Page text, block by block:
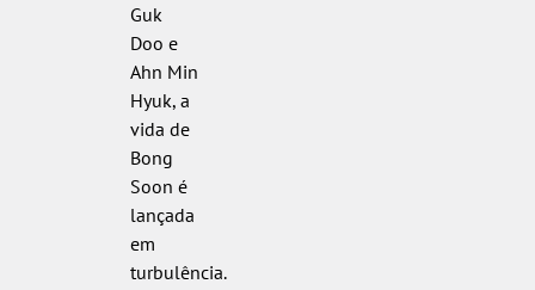
Guk
Doo e
Ahn Min
Hyuk, a
vida de
Bong
Soon é
lançada
em
turbulência.